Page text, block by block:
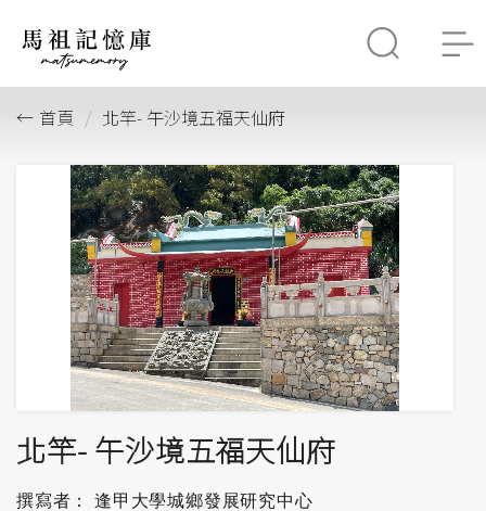
首頁 北竿- 午沙境五福天仙府
北竿- 午沙境五福天仙府
撰寫者： 逢甲大學城鄉發展研究中心